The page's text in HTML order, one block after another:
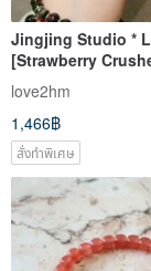
Jingjing Studio *
[Strawberry
Strawberry Quartz
Quartz Heart
Design Bracelet
love2hm
1,466฿
สั่งทำพิเศษ